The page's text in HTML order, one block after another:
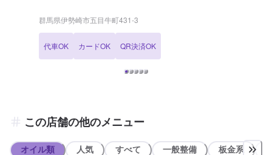
故車両まで幅広く対応可能です。他店では断られがちな高い技術力を
必要とする高級輸入車の鈑金修理なども、長年の経験あります。あら
検、中古車販売等も行っております。 また、当店社長は群馬県自動車
車体整備協同組合の理事長も務めております。群馬県の自動車鈑金・
整備をリードする当店へ、自動車のことなら何でもご相談ください！
群馬県伊勢崎市五目牛町431-3
代車OK カードOK QR決済OK
この店舗の他のメニュー
オイル類 人気 すべて 一般整備 板金系